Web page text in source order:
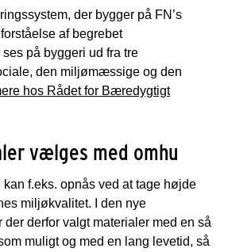
der bygger på FN’s
af begrebet
på byggeri ud fra tre
den miljømæssige og den
hos Rådet for Bæredygtigt
vælges med omhu
f.eks. opnås ved at tage højde
miljøkvalitet. I den nye
derfor valgt materialer med en så
muligt og med en lang levetid, så